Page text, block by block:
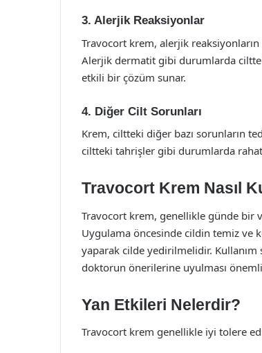
3. Alerjik Reaksiyonlar
Travocort krem, alerjik
Alerjik dermatit gibi durumlarda ciltte
etkili bir çözüm sunar.
4. Diğer Cilt Sorunları
Krem, ciltteki diğer bazı sorunların
ciltteki tahrişler gibi durumlarda
Travocort Krem Nasıl
Travocort krem, genellikle günde bir
Uygulama öncesinde cildin temiz ve
yaparak cilde yedirilmelidir.
doktorun önerilerine uyulması
Yan Etkileri Nelerdir?
Travocort krem genellikle iyi tolere